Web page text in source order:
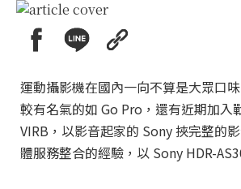
運動攝影機在國內一向不算是大眾口
較有名氣的如 Go Pro，還有近期加入
VIRB，以影音起家的 Sony 挾完整的
體服務整合的經驗，以 Sony HDR-